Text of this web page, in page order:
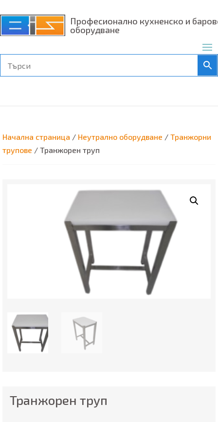
Професионално кухненско и
оборудване
Начална страница / Неутрално оборудване / Транжорни
трупове / Транжорен труп
Транжорен труп